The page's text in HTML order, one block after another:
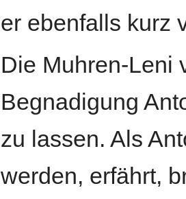
er ebenfalls kurz
Die Muhren-Leni
Begnadigung
zu lassen. Als
werden, erfährt,